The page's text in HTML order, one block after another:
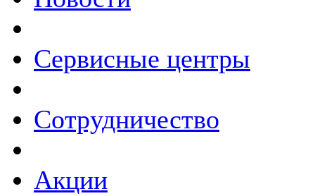
Сервисные центры
Сотрудничество
Акции